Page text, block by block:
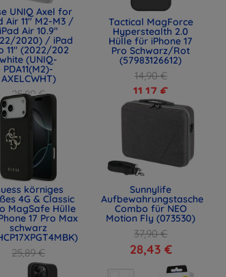
UNIQ Axel for
Air 11" M2-M3 /
iPad Air 10.9"
2020) / iPad
11" (2022/202
white (UNIQ-
PDA11(M2)-
AXELCWHT)
25,89 €
19,42 €
Tactical MagForce
Hyperstealth 2.0
Hülle für iPhone 17
Pro Schwarz/Rot
(57983126612)
14,90 €
11,17 €
körniges
4G & Classic
MagSafe Hülle
17 Pro Max
schwarz
25,89 €
19,42 €
Sunnylife
Aufbewahrungstasche
Combo für NEO
Motion Fly (073530)
37,90 €
28,43 €